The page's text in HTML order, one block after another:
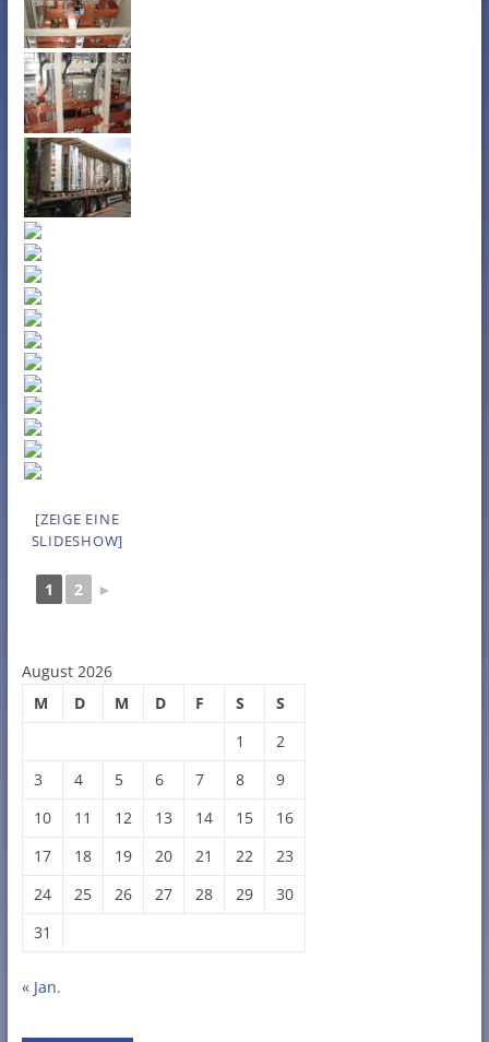
[ZEIGE EINE
SLIDESHOW]
1 2 ►
August 2026
M
D M D F S
S
1
2
3
4 5 6 7 8
9
10
11 12 13 14 15
16
17
18 19 20 21 22
23
24
25 26 27 28 29
30
31
« Jan.